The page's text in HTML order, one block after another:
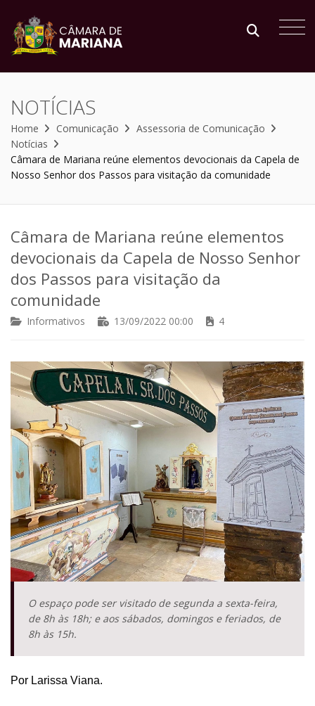
NOTÍCIAS
Home Comunicação
Assessoria de Comunicação
Notícias
Câmara de Mariana reúne elementos devocionais da Capela de
Nosso Senhor dos Passos para visitação da comunidade
Câmara de Mariana reúne elementos
devocionais da Capela de Nosso Senhor
dos Passos para visitação da
comunidade
Informativos 13/09/2022 00:00 4
O espaço pode ser visitado de segunda a sexta-feira,
de 8h às 18h; e aos sábados, domingos e feriados, de
8h às 15h.
Por Larissa Viana.